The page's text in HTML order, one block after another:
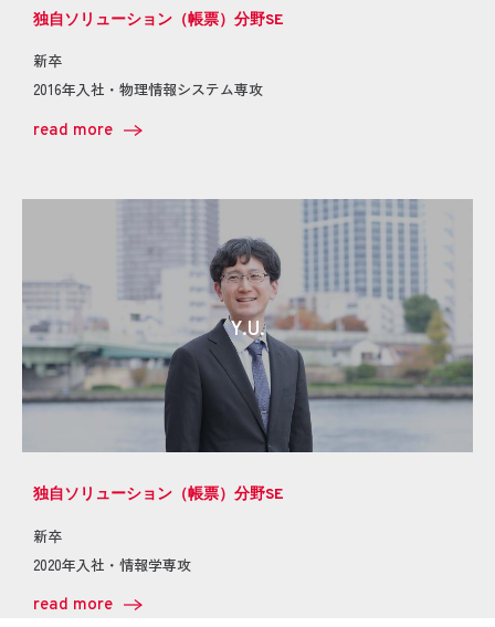
独自ソリューション（帳票）分野SE
新卒
2016年入社・物理情報システム専攻
read more
Y.U.
独自ソリューション（帳票）分野SE
新卒
2020年入社・情報学専攻
read more